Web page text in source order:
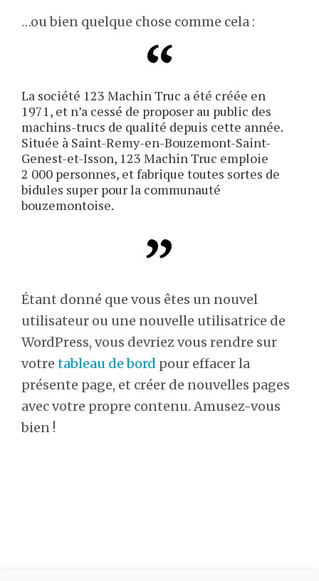
…ou bien quelque chose comme cela :
La société 123 Machin Truc a été créée en
1971, et n’a cessé de proposer au public des
machins-trucs de qualité depuis cette année.
Située à Saint-Remy-en-Bouzemont-Saint-
Genest-et-Isson, 123 Machin Truc emploie
2 000 personnes, et fabrique toutes sortes de
bidules super pour la communauté
bouzemontoise.
Étant donné que vous êtes un nouvel
utilisateur ou une nouvelle utilisatrice de
WordPress, vous devriez vous rendre sur
votre tableau de bord pour effacer la
présente page, et créer de nouvelles pages
avec votre propre contenu. Amusez-vous
bien !